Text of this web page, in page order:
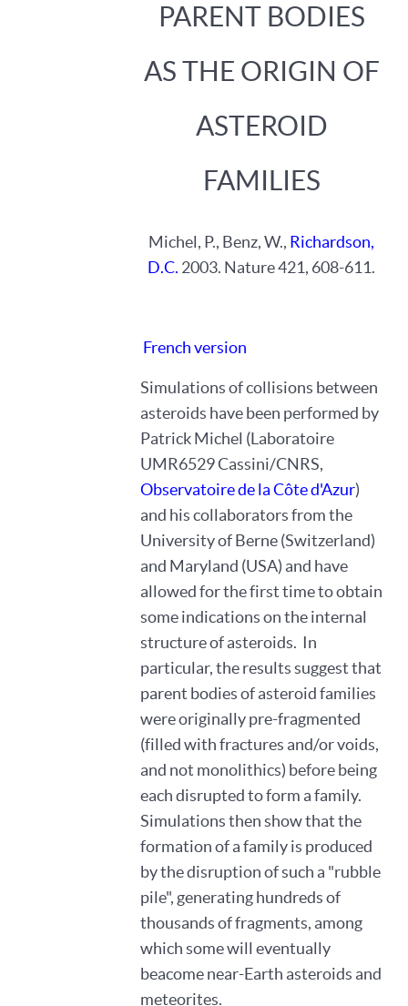
PARENT BODIES
AS THE ORIGIN OF
ASTEROID
FAMILIES
Michel, P., Benz, W., Richardson,
D.C. 2003. Nature 421, 608-611.
French version
Simulations of collisions between
asteroids have been performed by
Patrick Michel (Laboratoire
UMR6529 Cassini/CNRS,
Observatoire de la Côte d'Azur)
and his collaborators from the
University of Berne (Switzerland)
and Maryland (USA) and have
allowed for the first time to obtain
some indications on the internal
structure of asteroids. In
particular, the results suggest that
parent bodies of asteroid families
were originally pre-fragmented
(filled with fractures and/or voids,
and not monolithics) before being
each disrupted to form a family.
Simulations then show that the
formation of a family is produced
by the disruption of such a "rubble
pile", generating hundreds of
thousands of fragments, among
which some will eventually
beacome near-Earth asteroids and
meteorites.